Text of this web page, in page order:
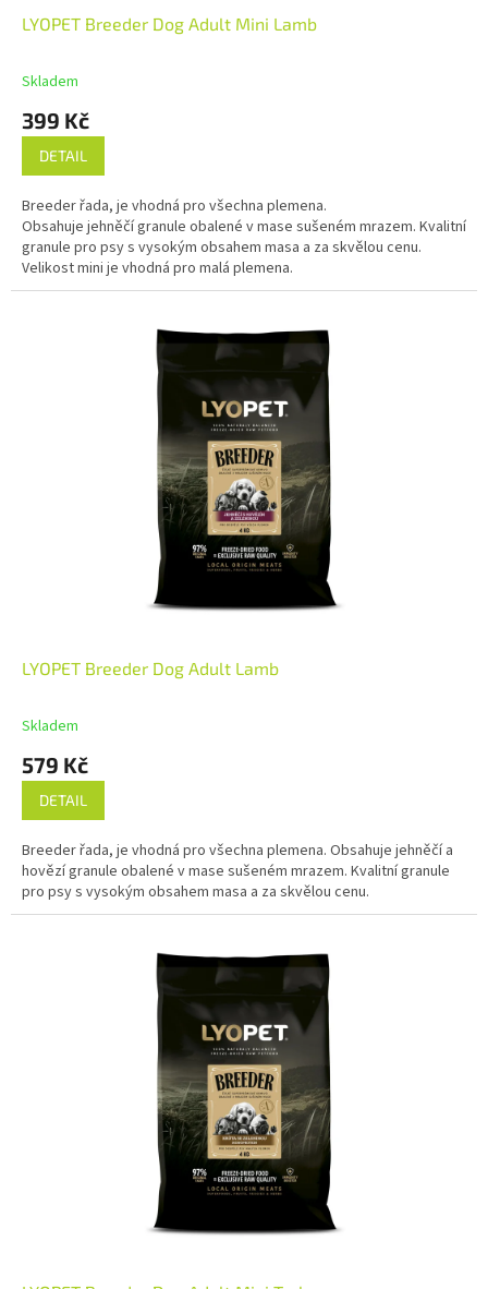
LYOPET Breeder Dog Adult Mini Lamb
Skladem
399 Kč
DETAIL
Breeder řada, je vhodná pro všechna plemena.
Obsahuje jehněčí granule obalené v mase sušeném mrazem. Kvalitní
granule pro psy s vysokým obsahem masa a za skvělou cenu.
Velikost mini je vhodná pro malá plemena.
LYOPET Breeder Dog Adult Lamb
Skladem
579 Kč
DETAIL
Breeder řada, je vhodná pro všechna plemena. Obsahuje jehněčí a
hovězí granule obalené v mase sušeném mrazem. Kvalitní granule
pro psy s vysokým obsahem masa a za skvělou cenu.